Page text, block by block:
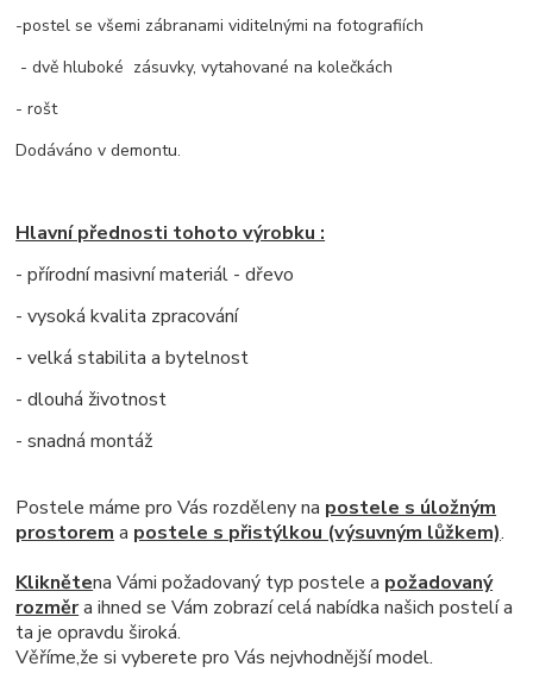
-postel se všemi zábranami viditelnými na fotografiích
- dvě hluboké zásuvky, vytahované na kolečkách
- rošt
Dodáváno v demontu.
Hlavní přednosti tohoto výrobku :
- přírodní masivní materiál - dřevo
- vysoká kvalita zpracování
- velká stabilita a bytelnost
- dlouhá životnost
- snadná montáž
Postele máme pro Vás rozděleny na postele s úložným
prostorem a postele s přistýlkou (výsuvným lůžkem).
Kliknětena Vámi požadovaný typ postele a požadovaný
rozměra ihned se Vám zobrazí celá nabídka našich postelí a
ta je opravdu široká.
Věříme,že si vyberete pro Vás nejvhodnější model.